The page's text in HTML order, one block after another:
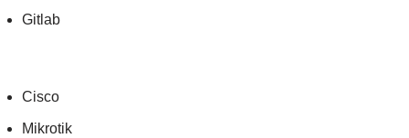
Gitlab
Cisco
Mikrotik